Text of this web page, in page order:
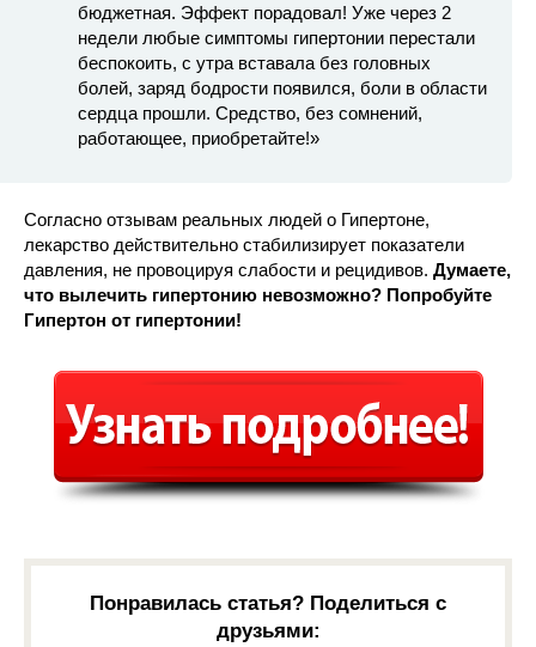
бюджетная. Эффект порадовал! Уже через 2
недели любые симптомы гипертонии перестали
беспокоить, с утра вставала без головных
болей, заряд бодрости появился, боли в области
сердца прошли. Средство, без сомнений,
работающее, приобретайте!»
Согласно отзывам реальных людей о Гипертоне,
лекарство действительно стабилизирует показатели
давления, не провоцируя слабости и рецидивов. Думаете,
что вылечить гипертонию невозможно? Попробуйте
Гипертон от гипертонии!
Понравилась статья? Поделиться с
друзьями: